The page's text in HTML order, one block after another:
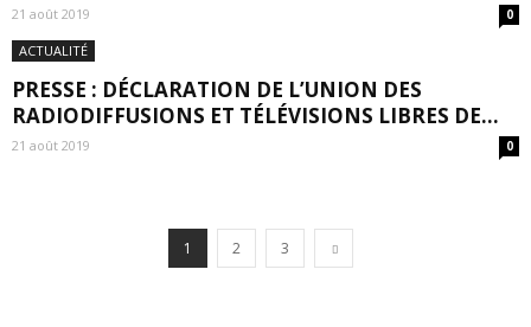
21 août 2019 0
ACTUALITÉ
PRESSE : DÉCLARATION DE L’UNION DES
RADIODIFFUSIONS ET TÉLÉVISIONS LIBRES DE...
21 août 2019 0
1 2 3